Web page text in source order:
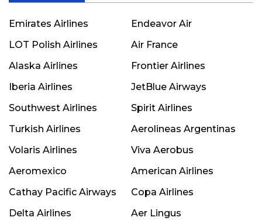
Emirates Airlines
Endeavor Air
LOT Polish Airlines
Air France
Alaska Airlines
Frontier Airlines
Iberia Airlines
JetBlue Airways
Southwest Airlines
Spirit Airlines
Turkish Airlines
Aerolineas Argentinas
Volaris Airlines
Viva Aerobus
Aeromexico
American Airlines
Cathay Pacific Airways
Copa Airlines
Delta Airlines
Aer Lingus